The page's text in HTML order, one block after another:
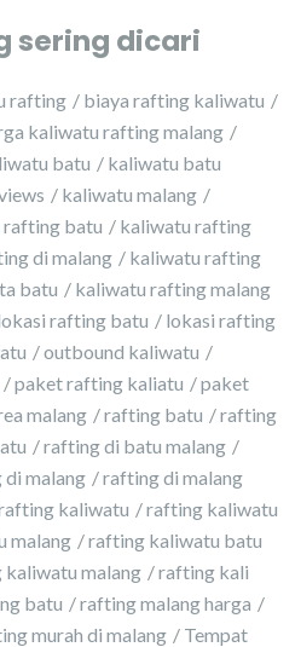
sering dicari
rafting
biaya rafting kaliwatu
kaliwatu rafting malang
batu
kaliwatu batu
kaliwatu malang
batu
kaliwatu rafting
di malang
kaliwatu rafting
batu
kaliwatu rafting malang
rafting batu
lokasi rafting
outbound kaliwatu
paket rafting kaliatu
paket
malang rafting batu
rafting
rafting di batu malang
malang
rafting di malang
kaliwatu
rafting kaliwatu
malang
rafting kaliwatu batu
malang
rafting kali
batu
rafting malang harga
murah di malang
Tempat